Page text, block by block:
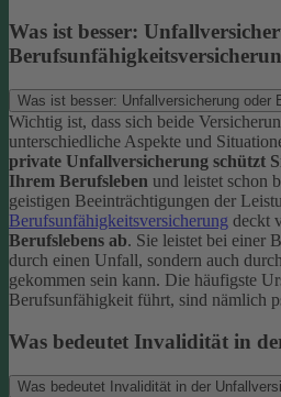
Was ist besser:
Was ist besser: Unfallversicherung oder
Wichtig ist, dass sich beide
unterschiedliche Aspekte und
private Unfallversicherung schützt
Ihrem Berufsleben und leistet schon
geistigen Beeinträchtigungen der
Berufsunfähigkeitsversicherung deckt
Berufslebens ab. Sie leistet bei einer
durch einen Unfall, sondern auch
gekommen sein kann. Die häufigste
Berufsunfähigkeit führt, sind nämlich
Was bedeutet Invalidität in
Was bedeutet Invalidität in der